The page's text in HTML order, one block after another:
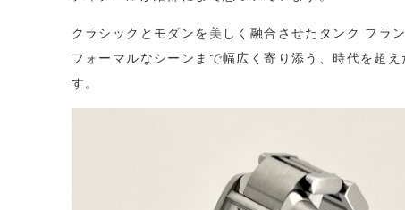
クラシックとモダンを美しく融合させたタンク フラ
フォーマルなシーンまで幅広く寄り添う、時代を超
す。